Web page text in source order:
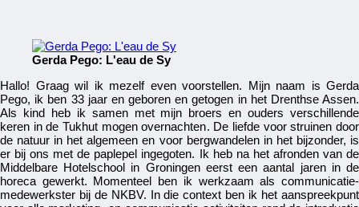
Gerda Pego: L'eau de Sy
Hallo! Graag wil ik mezelf even voorstellen. Mijn naam is Gerda
Pego, ik ben 33 jaar en geboren en getogen in het Drenthse Assen.
Als kind heb ik samen met mijn broers en ouders verschillende
keren in de Tukhut mogen overnachten. De liefde voor struinen door
de natuur in het algemeen en voor bergwandelen in het bijzonder, is
er bij ons met de paplepel ingegoten. Ik heb na het afronden van de
Middelbare Hotelschool in Groningen eerst een aantal jaren in de
horeca gewerkt. Momenteel ben ik werkzaam als communicatie-
medewerkster bij de NKBV. In die context ben ik het aanspreekpunt